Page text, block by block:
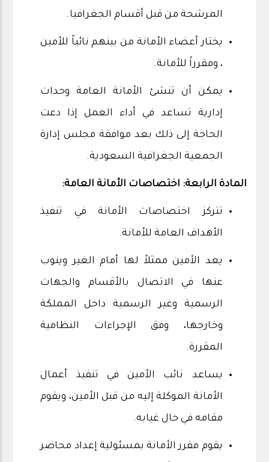
المرشحة من قبل أقسام الجغرافيا.
يختار أعضاء الأمانة من بينهم نائباً للأمين
، ومقرراً للأمانة.
يمكن أن تنشئ الأمانة العامة وحدات
إدارية تساعد في أداء العمل إذا دعت
الحاجة إلى ذلك بعد موافقة مجلس إدارة
الجمعية الجغرافية السعودية.
المادة الرابعة: اختصاصات الأمانة العامة:
تتركز اختصاصات الأمانة في تنفيذ
الأهداف العامة للأمانة.
يعد الأمين ممثلاً لها أمام الغير وينوب
عنها في الاتصال بالأقسام والجهات
الرسمية وغير الرسمية داخل المملكة
وخارجها، وفق الإجراءات النظامية
المقررة.
يساعد نائب الأمين في تنفيذ أعمال
الأمانة الموكلة إليه من قبل الأمين، ويقوم
مقامه في حال غيابه.
يقوم مقرر الأمانة بمسئولية إعداد محاضر